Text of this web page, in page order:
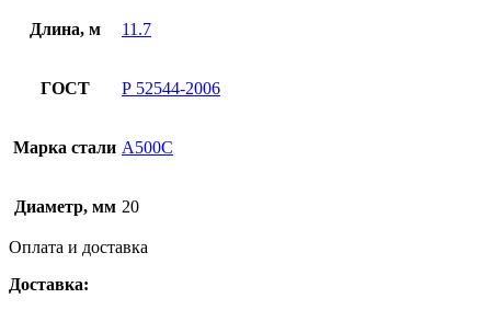
Длина, м 11.7
ГОСТ Р 52544-2006
Марка стали А500С
Диаметр, мм 20
Оплата и доставка
Доставка: